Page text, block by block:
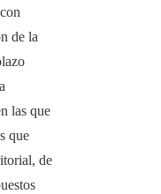
de la
las que
que
de